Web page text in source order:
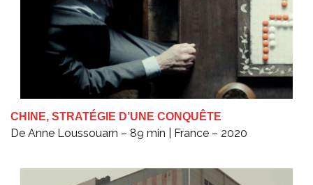
CHINE, STRATÉGIE D’UNE CONQUÊTE
De Anne Loussouarn – 89 min | France – 2020